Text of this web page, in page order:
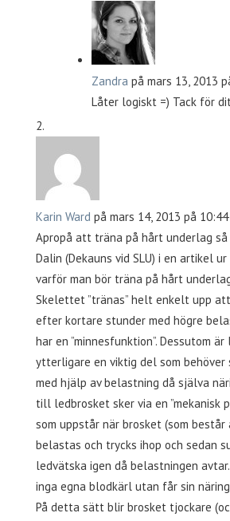
Zandra på mars 13, 2013
Låter logiskt =) Tack för
Karin Ward på mars 14, 2013 på
Apropå att träna på hårt underlag så
Dalin (Dekauns vid SLU) i en artikel
varför man bör träna på hårt
Skelettet ”tränas” helt enkelt upp
efter kortare stunder med högre
har en ”minnesfunktion”. Dessutom
ytterligare en viktig del som behöver
med hjälp av belastning då själva
till ledbrosket sker via en ”mekanisk
som uppstår när brosket (som består
belastas och trycks ihop och sedan
ledvätska igen då belastningen
inga egna blodkärl utan får sin
På detta sätt blir brosket tjockare